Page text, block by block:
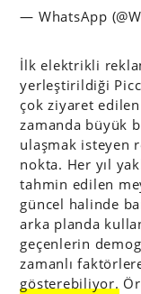
— WhatsApp
İlk elektrikli
yerleştirildiği
çok ziyaret
zamanda büyük
ulaşmak isteyen
nokta. Her yıl
tahmin edilen
güncel halinde
arka planda
geçenlerin
zamanlı
gösterebiliyor.